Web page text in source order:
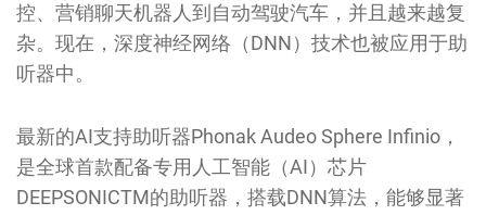
控、营销聊天机器人到自动驾驶汽车，并且越来越复
杂。现在，深度神经网络（DNN）技术也被应用于助
听器中。
最新的AI支持助听器Phonak Audeo Sphere Infinio，
是全球首款配备专用人工智能（AI）芯片
DEEPSONICTM的助听器，搭载DNN算法，能够显著